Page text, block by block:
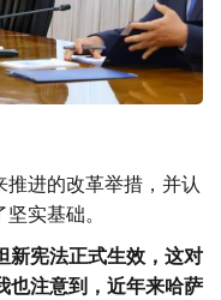
进的改革举措，并认
实基础。
宪法正式生效，这对
也注意到，近年来哈萨